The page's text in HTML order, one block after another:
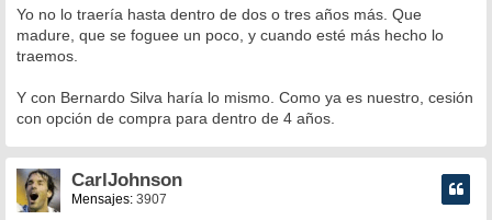
Yo no lo traería hasta dentro de dos o tres años más. Que
madure, que se foguee un poco, y cuando esté más hecho lo
traemos.
Y con Bernardo Silva haría lo mismo. Como ya es nuestro, cesión
con opción de compra para dentro de 4 años.
CarlJohnson
Mensajes: 3907